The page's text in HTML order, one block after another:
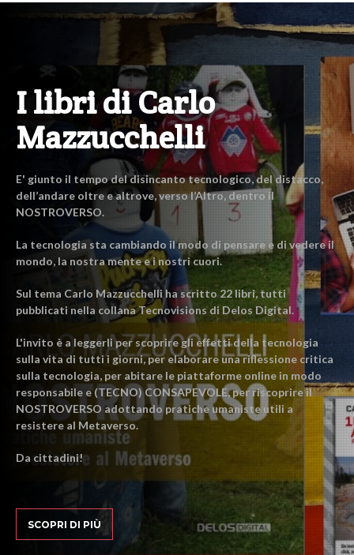
I libri di Carlo
Mazzucchelli
E' giunto il tempo del disincanto tecnologico, del distacco,
dell’andare oltre e altrove, verso l’Altro, dentro il
NOSTROVERSO.
La tecnologia sta cambiando il modo di pensare e di vedere il
mondo, la nostra mente e i nostri cuori.
Sul tema Carlo Mazzucchelli ha scritto 22 libri, tutti
pubblicati nella collana Tecnovisions di Delos Digital.
L'invito è a leggerli per scoprire gli effetti della tecnologia
sulla vita di tutti i giorni, per elaborare una riflessione critica
sulla tecnologia, per abitare le piattaforme online in modo
responsabile e (TECNO) CONSAPEVOLE, per riscoprire il
NOSTROVERSO adottando pratiche umaniste utili a
resistere al Metaverso.
Da cittadini!
SCOPRI DI PIÙ